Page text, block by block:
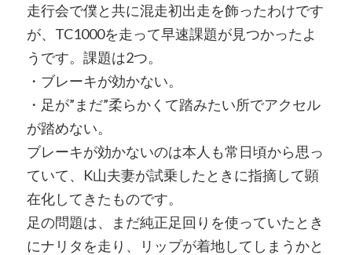
走行会で僕と共に混走初出走を飾ったわけです
が、TC1000を走って早速課題が見つかったよ
うです。課題は2つ。
・ブレーキが効かない。
・足が”まだ”柔らかくて踏みたい所でアクセル
が踏めない。
ブレーキが効かないのは本人も常日頃から思っ
ていて、K山夫妻が試乗したときに指摘して顕
在化してきたものです。
足の問題は、まだ純正足回りを使っていたとき
にナリタを走り、リップが着地してしまうかと